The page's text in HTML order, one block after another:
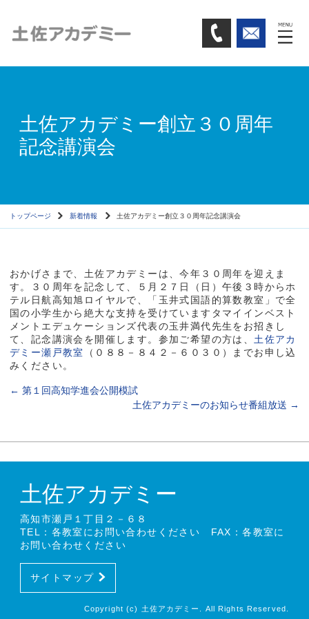
土佐アカデミー創立３０周年
記念講演会
トップページ 新着情報 土佐アカデミー創立３０周年記念講演会
おかげさまで、土佐アカデミーは、今年３０周年を迎えま
す。３０周年を記念して、５月２７日（日）午後３時からホ
テル日航高知旭ロイヤルで、「玉井式国語的算数教室」で全
国の小学生から絶大な支持を受けていますタマイインベスト
メントエデュケーションズ代表の玉井満代先生をお招きし
て、記念講演会を開催します。参加ご希望の方は、 土佐アカ
デミー瀬戸教室
（０８８－８４２－６０３０）までお申し込
みください。
← 第１回高知学進会公開模試
土佐アカデミーのお知らせ番組放送 →
土佐アカデミー
高知市瀬戸１丁目２－６８
TEL：各教室にお問い合わせください FAX：各教室に
お問い合わせください
サイトマップ
Copyright (c) 土佐アカデミー. All Rights Reserved.